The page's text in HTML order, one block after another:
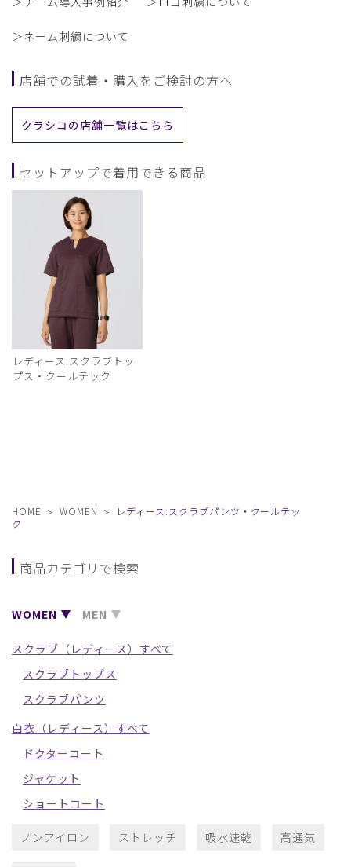
＞ネーム刺繍について
店舗での試着・購入をご検討の方へ
クラシコの店舗一覧はこちら
セットアップで着用できる商品
レディース:スクラブトッ
プス・クールテック
HOME WOMEN
レディース:スクラブパンツ・クールテッ
ク
商品カテゴリで検索
WOMEN MEN
スクラブ（レディース）すべて
スクラブトップス
スクラブパンツ
白衣（レディース）すべて
ドクターコート
ジャケット
ショートコート
ノンアイロン ストレッチ 吸水速乾 高通気